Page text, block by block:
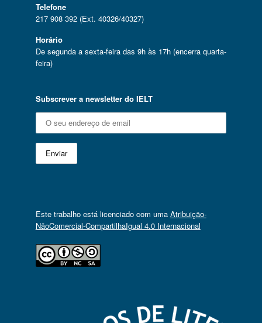
Telefone
217 908 392 (Ext. 40326/40327)
Horário
De segunda a sexta-feira das 9h às 17h (encerra quarta-
feira)
Subscrever a newsletter do IELT
Este trabalho está licenciado com uma Atribuição-
NãoComercial-CompartilhaIgual 4.0 Internacional